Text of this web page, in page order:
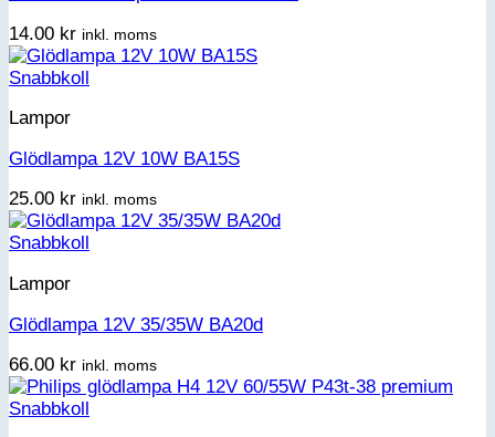
14.00 kr inkl. moms
Snabbkoll
Lampor
Glödlampa 12V 10W BA15S
25.00 kr inkl. moms
Snabbkoll
Lampor
Glödlampa 12V 35/35W BA20d
66.00 kr inkl. moms
Snabbkoll